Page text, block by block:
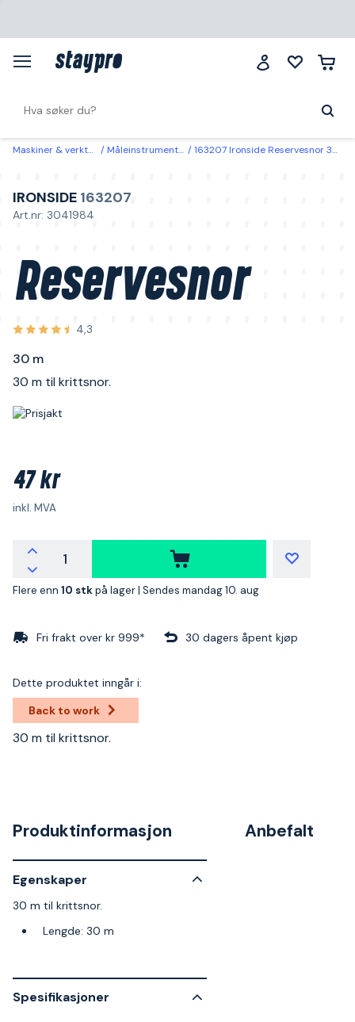
Maskiner & verktøy Måleinstrumenter 163207 Ironside Reservesnor 30 m
IRONSIDE 163207
Art.nr: 3041984
Reservesnor
4,3
30 m
30 m til krittsnor.
47 kr
inkl. MVA
Flere enn 10 stkpå lager | Sendes mandag 10. aug
Fri frakt over kr 999* 30 dagers åpent kjøp
Dette produktet inngår i:
Back to work
30 m til krittsnor.
Produktinformasjon
Egenskaper
30 m til krittsnor.
Lengde: 30 m
Spesifikasjoner
Anbefalt